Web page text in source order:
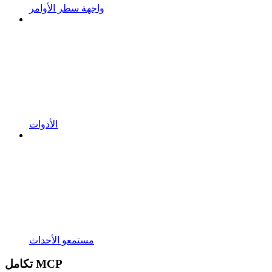
واجهة سطر الأوامر
الأدوات
مستمعو الأحداث
تكامل MCP